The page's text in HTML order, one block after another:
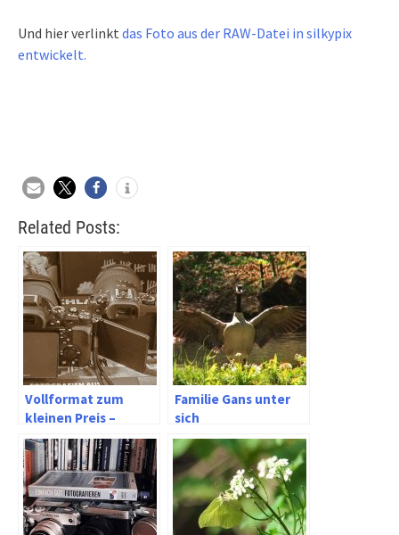
Und hier verlinkt das Foto aus der RAW-Datei in silkypix
entwickelt.
Related Posts:
Vollformat zum
kleinen Preis –
digitale
Kleinbildfotografie
für Amateure heute
Familie Gans unter
sich